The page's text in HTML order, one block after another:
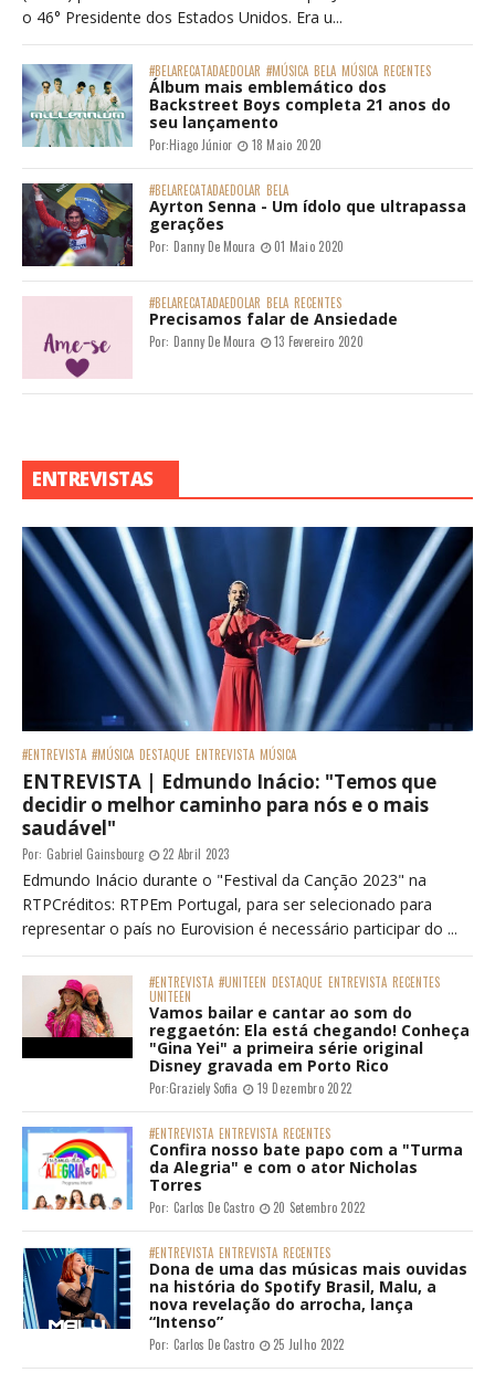
o 46° Presidente dos Estados Unidos. Era u...
#BELARECATADAEDOLAR #MÚSICA BELA MÚSICA RECENTES
Álbum mais emblemático dos
Backstreet Boys completa 21 anos do
seu lançamento
Por:Hiago Júnior 18 Maio 2020
#BELARECATADAEDOLAR BELA
Ayrton Senna - Um ídolo que ultrapassa
gerações
Por: Danny De Moura 01 Maio 2020
#BELARECATADAEDOLAR BELA RECENTES
Precisamos falar de Ansiedade
Por: Danny De Moura 13 Fevereiro 2020
ENTREVISTAS
#ENTREVISTA #MÚSICA DESTAQUE ENTREVISTA MÚSICA
ENTREVISTA | Edmundo Inácio: "Temos que
decidir o melhor caminho para nós e o mais
saudável"
Por: Gabriel Gainsbourg 22 Abril 2023
Edmundo Inácio durante o "Festival da Canção 2023" na
RTPCréditos: RTPEm Portugal, para ser selecionado para
representar o país no Eurovision é necessário participar do ...
#ENTREVISTA #UNITEEN DESTAQUE ENTREVISTA RECENTES
UNITEEN
Vamos bailar e cantar ao som do
reggaetón: Ela está chegando! Conheça
"Gina Yei" a primeira série original
Disney gravada em Porto Rico
Por:Graziely Sofia 19 Dezembro 2022
#ENTREVISTA ENTREVISTA RECENTES
Confira nosso bate papo com a "Turma
da Alegria" e com o ator Nicholas
Torres
Por: Carlos De Castro 20 Setembro 2022
#ENTREVISTA ENTREVISTA RECENTES
Dona de uma das músicas mais ouvidas
na história do Spotify Brasil, Malu, a
nova revelação do arrocha, lança
“Intenso”
Por: Carlos De Castro 25 Julho 2022